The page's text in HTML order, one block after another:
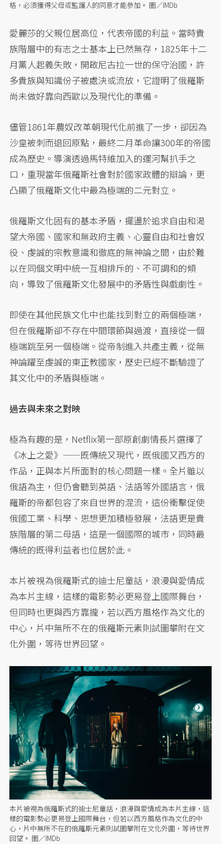
格，必須獲得父母或監護人的同意才能參加。 圖／IMDb
愛麗莎的父親位居高位，代表帝國的利益。當時貴
族階層中的有志之士基本上已然無存，1825年十二
月黨人起義失敗，開啟尼古拉一世的保守治國，許
多貴族與知識份子被處決或流放，它證明了俄羅斯
尚未做好靠向西歐以及現代化的準備。
儘管1861年農奴改革朝現代化前進了一步，卻因為
沙皇被刺而退回原點，最終二月革命讓300年的帝國
成為歷史。導演透過馬特維加入的運河幫扒手之
口，重現當年俄羅斯社會對於國家政體的辯論，更
凸顯了俄羅斯文化中最為極端的二元對立。
俄羅斯文化固有的基本矛盾，擺盪於追求自由和渴
望大帝國、國家和無政府主義、心靈自由和社會奴
役、虔誠的宗教意識和徹底的無神論之間，由於難
以在同個文明中統一互相排斥的、不可調和的傾
向，導致了俄羅斯文化發展中的矛盾性與戲劇性。
即使在其他民族文化中也能找到對立的兩個極端，
但在俄羅斯卻不存在中間環節與過渡，直接從一個
極端跳至另一個極端。從帝制進入共產主義，從無
神論躍至虔誠的東正教國家，歷史已經不斷驗證了
其文化中的矛盾與極端。
過去與未來之對映
極為有趣的是，Netflix第一部原創劇情長片選擇了
《冰上之愛》——既傳統又現代，既俄國又西方的
作品，正與本片所面對的核心問題一樣。全片雖以
俄語為主，但仍會聽到英語、法語等外國語言，俄
羅斯的帝都包容了來自世界的混流，這份衝擊促使
俄國工業、科學、思想更加積極發展，法語更是貴
族階層的第二母語，這是一個國際的城市，同時最
傳統的既得利益者也位居於此。
本片被視為俄羅斯式的迪士尼童話，浪漫與愛情成
為本片主線，這樣的電影勢必更易登上國際舞台，
但同時也更與西方靠攏，若以西方風格作為文化的
中心，片中無所不在的俄羅斯元素則試圖攀附在文
化外圍，等待世界回望。
本片被視為俄羅斯式的迪士尼童話，浪漫與愛情成為本片主線，這
樣的電影勢必更易登上國際舞台，但若以西方風格作為文化的中
心，片中無所不在的俄羅斯元素則試圖攀附在文化外圍，等待世界
回望。 圖／IMDb